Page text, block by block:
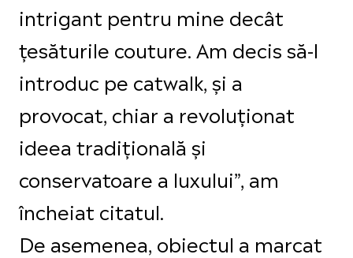
intrigant pentru mine decât
țesăturile couture. Am decis să-l
introduc pe catwalk, și a
provocat, chiar a revoluționat
ideea tradițională și
conservatoare a luxului”, am
încheiat citatul.
De asemenea, obiectul a marcat